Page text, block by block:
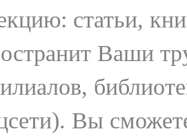
статьи,
Ваши
Вы